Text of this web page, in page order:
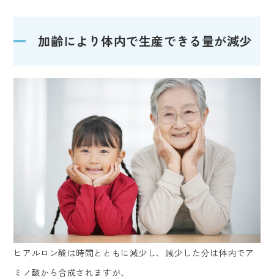
加齢により体内で生産できる量が減少
ヒアルロン酸は時間とともに減少し、減少した分は体内でア
ミノ酸から合成されますが、